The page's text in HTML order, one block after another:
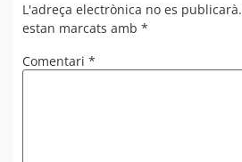
L'adreça electrònica no es publicarà.
estan marcats amb *
Comentari *